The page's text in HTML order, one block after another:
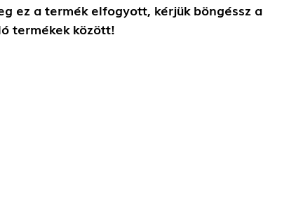
ez a termék elfogyott, kérjük böngéssz a
termékek között!